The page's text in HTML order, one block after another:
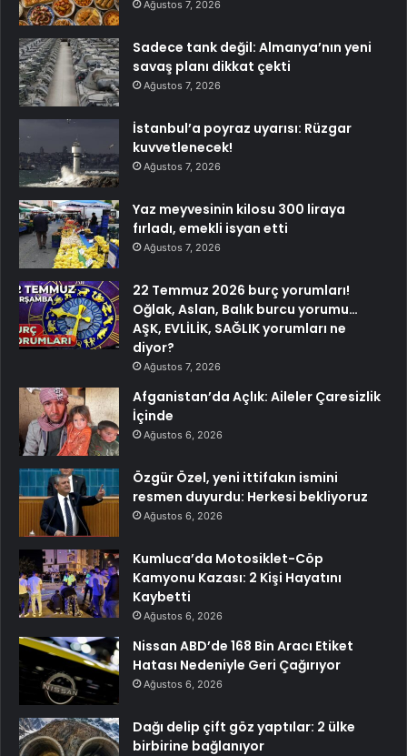
Ağustos 7, 2026
Sadece tank değil: Almanya’nın yeni
savaş planı dikkat çekti
Ağustos 7, 2026
İstanbul’a poyraz uyarısı: Rüzgar
kuvvetlenecek!
Ağustos 7, 2026
Yaz meyvesinin kilosu 300 liraya
fırladı, emekli isyan etti
Ağustos 7, 2026
22 Temmuz 2026 burç yorumları!
Oğlak, Aslan, Balık burcu yorumu…
AŞK, EVLİLİK, SAĞLIK yorumları ne
diyor?
Ağustos 7, 2026
Afganistan’da Açlık: Aileler Çaresizlik
İçinde
Ağustos 6, 2026
Özgür Özel, yeni ittifakın ismini
resmen duyurdu: Herkesi bekliyoruz
Ağustos 6, 2026
Kumluca’da Motosiklet-Cöp
Kamyonu Kazası: 2 Kişi Hayatını
Kaybetti
Ağustos 6, 2026
Nissan ABD’de 168 Bin Aracı Etiket
Hatası Nedeniyle Geri Çağırıyor
Ağustos 6, 2026
Dağı delip çift göz yaptılar: 2 ülke
birbirine bağlanıyor